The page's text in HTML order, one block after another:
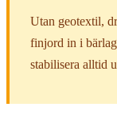
Utan geotextil,
finjord in i
stabilisera alltid